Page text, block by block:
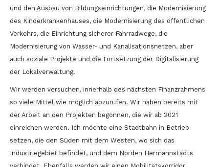
und den Ausbau von Bildungseinrichtungen, die Modernisierung
des Kinderkrankenhauses, die Modernisierung des öffentlichen
Verkehrs, die Einrichtung sicherer Fahrradwege, die
Modernisierung von Wasser- und Kanalisationsnetzen, aber
auch soziale Projekte und die Fortsetzung der Digitalisierung
der Lokalverwaltung.
Wir werden versuchen, innerhalb des nächsten Finanzrahmens
so viele Mittel wie möglich abzurufen. Wir haben bereits mit
der Arbeit an den Projekten begonnen, die wir ab 2021
einreichen werden. Ich möchte eine Stadtbahn in Betrieb
setzen, die den Süden mit dem Westen, wo sich das
Industriegebiet befindet, und dem Norden Hermannstadts